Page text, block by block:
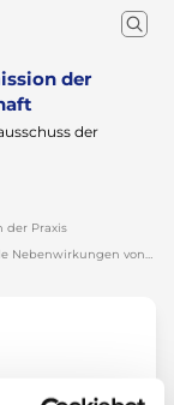
der
der
der Praxis
Nebenwirkungen von…